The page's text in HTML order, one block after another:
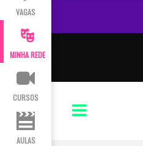
VAGAS
MINHA REDE
CURSOS
AULAS